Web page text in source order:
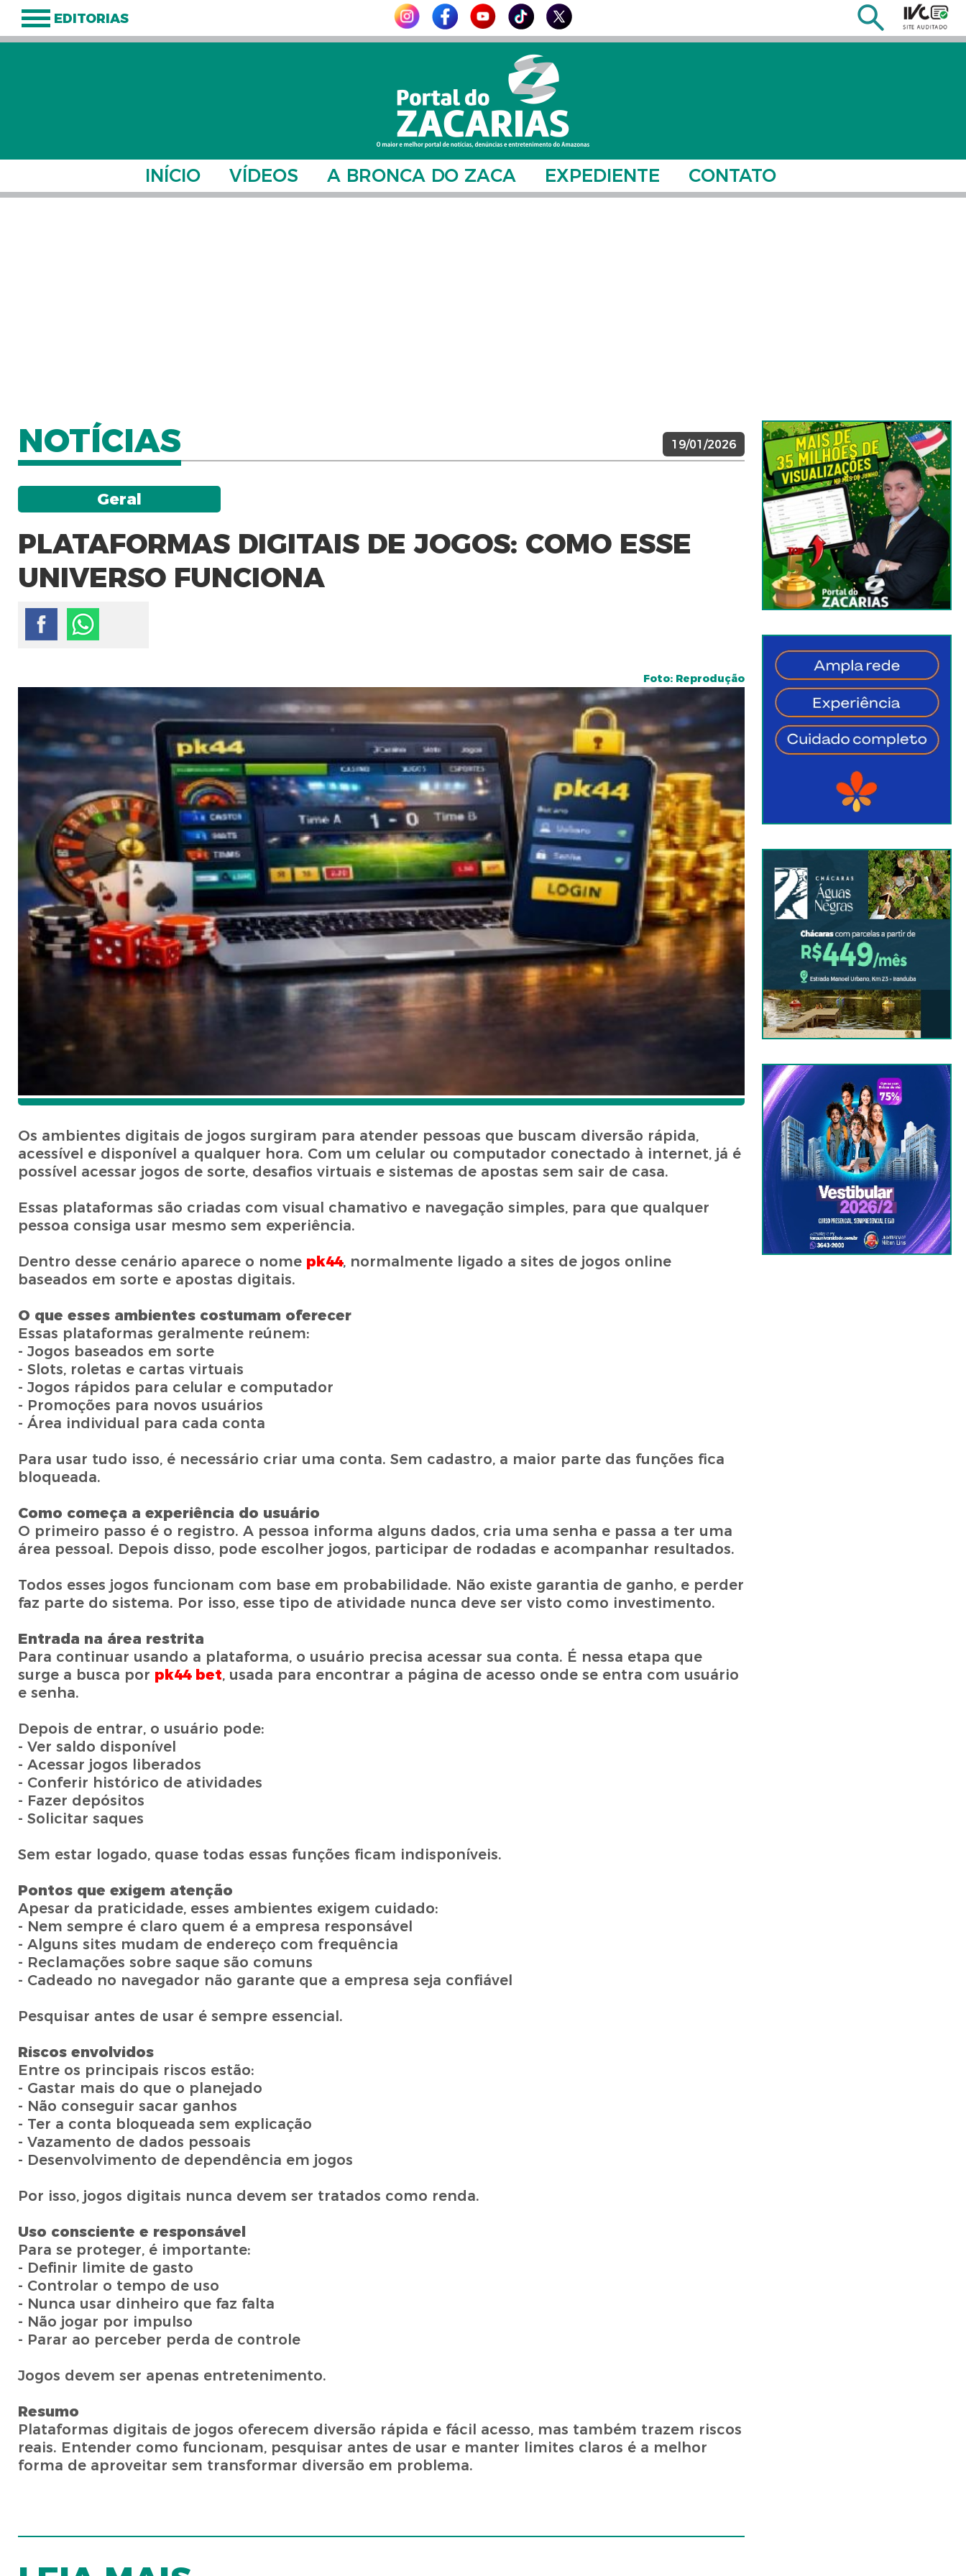
EDITORIAS
INÍCIO VÍDEOS A BRONCA DO ZACA EXPEDIENTE CONTATO
NOTÍCIAS 19/01/2026
Geral
PLATAFORMAS DIGITAIS DE JOGOS: COMO ESSE
UNIVERSO FUNCIONA
Foto: Reprodução
Os ambientes digitais de jogos surgiram para atender pessoas que buscam diversão rápida,
acessível e disponível a qualquer hora. Com um celular ou computador conectado à internet, já é
possível acessar jogos de sorte, desafios virtuais e sistemas de apostas sem sair de casa.
Essas plataformas são criadas com visual chamativo e navegação simples, para que qualquer
pessoa consiga usar mesmo sem experiência.
Dentro desse cenário aparece o nome pk44, normalmente ligado a sites de jogos online
baseados em sorte e apostas digitais.
O que esses ambientes costumam oferecer
Essas plataformas geralmente reúnem:
- Jogos baseados em sorte
- Slots, roletas e cartas virtuais
- Jogos rápidos para celular e computador
- Promoções para novos usuários
- Área individual para cada conta
Para usar tudo isso, é necessário criar uma conta. Sem cadastro, a maior parte das funções fica
bloqueada.
Como começa a experiência do usuário
O primeiro passo é o registro. A pessoa informa alguns dados, cria uma senha e passa a ter uma
área pessoal. Depois disso, pode escolher jogos, participar de rodadas e acompanhar resultados.
Todos esses jogos funcionam com base em probabilidade. Não existe garantia de ganho, e perder
faz parte do sistema. Por isso, esse tipo de atividade nunca deve ser visto como investimento.
Entrada na área restrita
Para continuar usando a plataforma, o usuário precisa acessar sua conta. É nessa etapa que
surge a busca por pk44 bet, usada para encontrar a página de acesso onde se entra com usuário
e senha.
Depois de entrar, o usuário pode:
- Ver saldo disponível
- Acessar jogos liberados
- Conferir histórico de atividades
- Fazer depósitos
- Solicitar saques
Sem estar logado, quase todas essas funções ficam indisponíveis.
Pontos que exigem atenção
Apesar da praticidade, esses ambientes exigem cuidado:
- Nem sempre é claro quem é a empresa responsável
- Alguns sites mudam de endereço com frequência
- Reclamações sobre saque são comuns
- Cadeado no navegador não garante que a empresa seja confiável
Pesquisar antes de usar é sempre essencial.
Riscos envolvidos
Entre os principais riscos estão:
- Gastar mais do que o planejado
- Não conseguir sacar ganhos
- Ter a conta bloqueada sem explicação
- Vazamento de dados pessoais
- Desenvolvimento de dependência em jogos
Por isso, jogos digitais nunca devem ser tratados como renda.
Uso consciente e responsável
Para se proteger, é importante:
- Definir limite de gasto
- Controlar o tempo de uso
- Nunca usar dinheiro que faz falta
- Não jogar por impulso
- Parar ao perceber perda de controle
Jogos devem ser apenas entretenimento.
Resumo
Plataformas digitais de jogos oferecem diversão rápida e fácil acesso, mas também trazem riscos
reais. Entender como funcionam, pesquisar antes de usar e manter limites claros é a melhor
forma de aproveitar sem transformar diversão em problema.